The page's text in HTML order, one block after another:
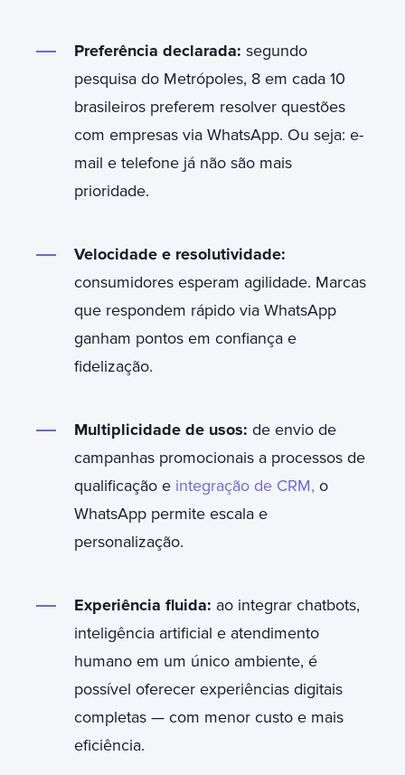
Preferência declarada: segundo
pesquisa do Metrópoles, 8 em cada 10
brasileiros preferem resolver questões
com empresas via WhatsApp. Ou seja: e-
mail e telefone já não são mais
prioridade.
Velocidade e resolutividade:
consumidores esperam agilidade. Marcas
que respondem rápido via WhatsApp
ganham pontos em confiança e
fidelização.
Multiplicidade de usos: de envio de
campanhas promocionais a processos de
qualificação e integração de CRM, o
WhatsApp permite escala e
personalização.
Experiência fluida: ao integrar chatbots,
inteligência artificial e atendimento
humano em um único ambiente, é
possível oferecer experiências digitais
completas — com menor custo e mais
eficiência.